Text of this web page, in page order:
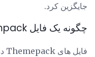
جایگزین کرد.
چگونه یک فایل Tempack باز کنیم
فایل های Themepack در ویندوز 8 و